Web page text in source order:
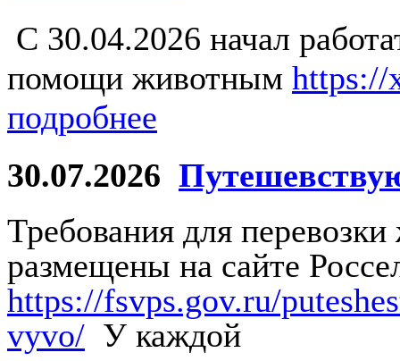
С 30.04.2026 начал
помощи животным https://
подробнее
30.07.2026
Требования для
размещены на сайте
https://fsvps.gov.ru/
vyvo/ У каждой